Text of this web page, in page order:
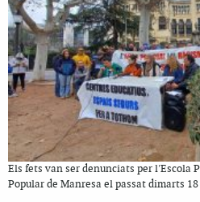
Els fets van ser denunciats per l'Escola
Popular de Manresa el passat dimarts